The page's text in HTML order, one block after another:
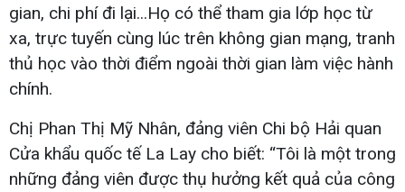
gian, chi phí đi lại...Họ có thể tham gia lớp học từ
xa, trực tuyến cùng lúc trên không gian mạng, tranh
thủ học vào thời điểm ngoài thời gian làm việc hành
chính.
Chị Phan Thị Mỹ Nhân, đảng viên Chi bộ Hải quan
Cửa khẩu quốc tế La Lay cho biết: “Tôi là một trong
những đảng viên được thụ hưởng kết quả của công